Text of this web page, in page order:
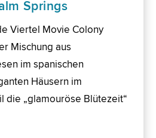
Springs
Viertel Movie Colony
Mischung aus
im spanischen
Häusern im
die „glamouröse Blütezeit“